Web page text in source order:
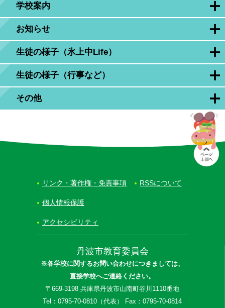
学校案内
お知らせ
生徒の様子（氷上中Life）
生徒の様子（行事など）
その他
丹波市教育委員会
※各学校に関するお問い合わせにつきましては、
直接学校へご連絡ください。
〒669-3198 兵庫県丹波市山南町谷川1110番地
Tel：0795-70-0810（代表） Fax：0795-70-0814
リンク・著作権・免責事項 RSSについて
個人情報保護
アクセシビリティ